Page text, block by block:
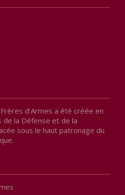
d'Armes a été créée en
la Défense et de la
sous le haut patronage du